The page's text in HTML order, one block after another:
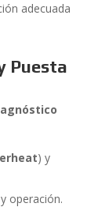
adecuada
Puesta
) y
operación.